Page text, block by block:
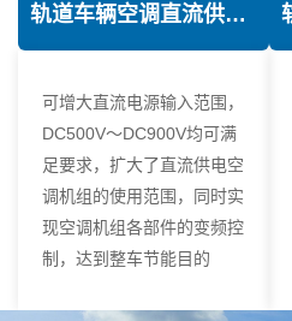
轨道车辆空调直流供电技术
可增大直流电源输入范围，
DC500V～DC900V均可满
足要求，扩大了直流供电空
调机组的使用范围，同时实
现空调机组各部件的变频控
制，达到整车节能目的